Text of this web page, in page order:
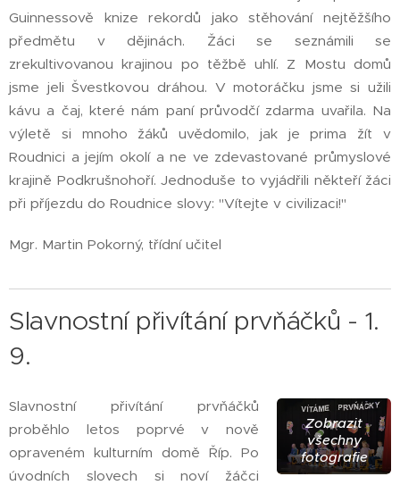
Guinnessově knize rekordů jako stěhování nejtěžšího
předmětu v dějinách. Žáci se seznámili se
zrekultivovanou krajinou po těžbě uhlí. Z Mostu domů
jsme jeli Švestkovou dráhou. V motoráčku jsme si užili
kávu a čaj, které nám paní průvodčí zdarma uvařila. Na
výletě si mnoho žáků uvědomilo, jak je prima žít v
Roudnici a jejím okolí a ne ve zdevastované průmyslové
krajině Podkrušnohoří. Jednoduše to vyjádřili někteří žáci
při příjezdu do Roudnice slovy: "Vítejte v civilizaci!"
Mgr. Martin Pokorný, třídní učitel
Slavnostní přivítání prvňáčků - 1.
9.
Zobrazit
všechny
fotografie
Slavnostní přivítání prvňáčků
proběhlo letos poprvé v nově
opraveném kulturním domě Říp. Po
úvodních slovech si noví žáčci